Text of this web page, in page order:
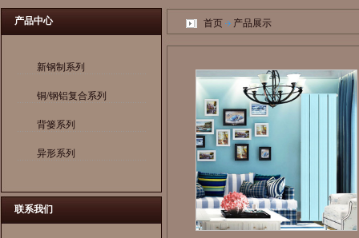
产品中心
新钢制系列
铜/钢铝复合系列
背篓系列
异形系列
联系我们
首页 产品展示